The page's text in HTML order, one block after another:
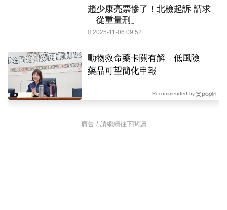
趙少康亮票慘了！北檢起訴 請求
「從重量刑」
2025-11-06 09:52
動物救命藥卡關有解 低風險
藥品可望簡化申報
Recommended by
廣告 / 請繼續往下閱讀